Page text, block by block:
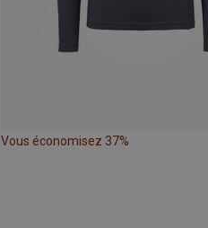
Vous économisez 37%